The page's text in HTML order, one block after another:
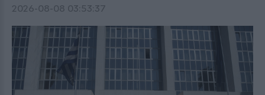
2026-08-08 03:53:37